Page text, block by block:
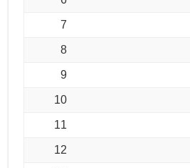
7
8
9
10
11
12